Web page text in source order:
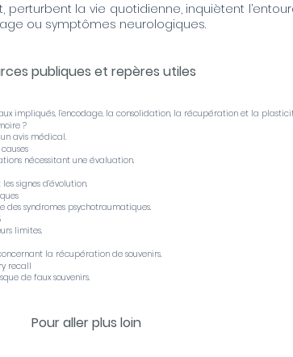
perturbent la vie quotidienne, inquiètent
ou symptômes neurologiques.
publiques et repères utiles
impliqués, l’encodage, la consolidation, la récupération et la
?
avis médical.
nécessitant une évaluation.
signes d’évolution.
syndromes psychotraumatiques.
limites.
la récupération de souvenirs.
recall
de faux souvenirs.
Pour aller plus loin